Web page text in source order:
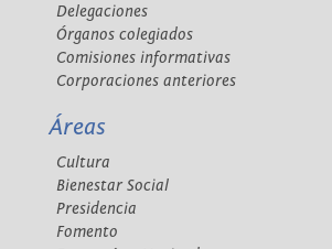
Delegaciones
Órganos colegiados
Comisiones informativas
Corporaciones anteriores
Áreas
Cultura
Bienestar Social
Presidencia
Fomento